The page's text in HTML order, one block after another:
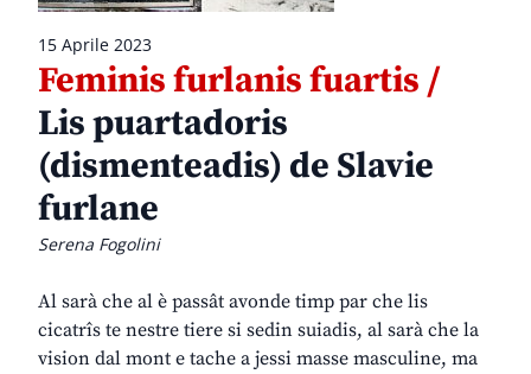
15 Aprile 2023
Feminis furlanis fuartis /
Lis puartadoris
(dismenteadis) de Slavie
furlane
Serena Fogolini
Al sarà che al è passât avonde timp par che lis
cicatrîs te nestre tiere si sedin suiadis, al sarà che la
vision dal mont e tache a jessi masse masculine, ma